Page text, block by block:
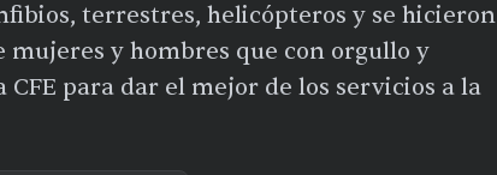
terrestres, helicópteros y se hicieron
mujeres y hombres que con orgullo y
para dar el mejor de los servicios a la